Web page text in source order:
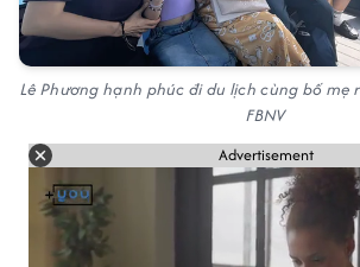
Lê Phương hạnh phúc đi du lịch cùng bố mẹ
FBNV
Advertisement